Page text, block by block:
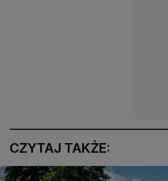
CZYTAJ TAKŻE: